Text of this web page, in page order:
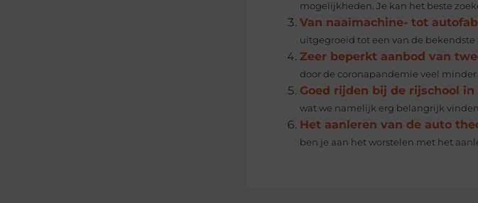
mogelijkheden. Je kan het beste
Van naaimachine- tot
uitgegroeid tot een van de
Zeer beperkt aanbod van
door de coronapandemie veel
Goed rijden bij de rijschool in
wat we namelijk erg belangrijk
Het aanleren van de auto
ben je aan het worstelen met het